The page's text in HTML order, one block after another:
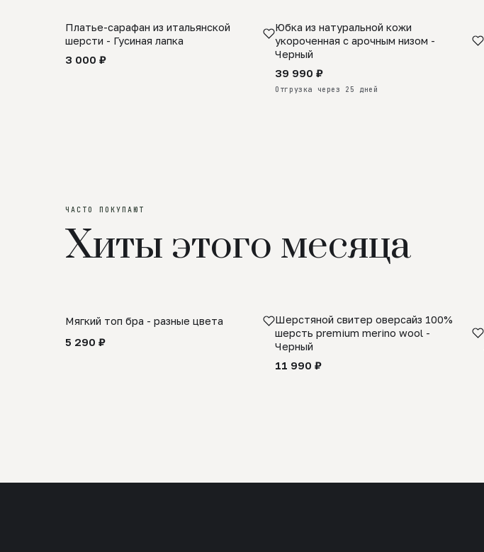
SALE
Платье-сарафан из итальянской
шерсти - Гусиная лапка
3 000 ₽
ПРЕДЗАКАЗ
Юбка из натуральной кожи
укороченная с арочным низом -
Черный
39 990 ₽
Отгрузка через 25 дней
ЧАСТО ПОКУПАЮТ
Хиты этого месяца
Мягкий топ бра - разные цвета
5 290 ₽
Шерстяной свитер оверсайз 100%
шерсть premium merino wool -
Черный
11 990 ₽